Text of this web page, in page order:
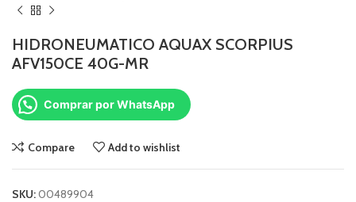
HIDRONEUMATICO AQUAX SCORPIUS
AFV150CE 40G-MR
Comprar por WhatsApp
Compare Add to wishlist
SKU:00489904